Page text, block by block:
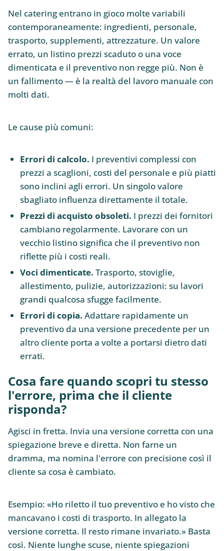
Nel catering entrano in gioco molte variabili
contemporaneamente: ingredienti, personale,
trasporto, supplementi, attrezzature. Un valore
errato, un listino prezzi scaduto o una voce
dimenticata e il preventivo non regge più. Non è
un fallimento — è la realtà del lavoro manuale con
molti dati.
Le cause più comuni:
Errori di calcolo. I preventivi complessi con
prezzi a scaglioni, costi del personale e più piatti
sono inclini agli errori. Un singolo valore
sbagliato influenza direttamente il totale.
Prezzi di acquisto obsoleti. I prezzi dei fornitori
cambiano regolarmente. Lavorare con un
vecchio listino significa che il preventivo non
riflette più i costi reali.
Voci dimenticate. Trasporto, stoviglie,
allestimento, pulizie, autorizzazioni: su lavori
grandi qualcosa sfugge facilmente.
Errori di copia. Adattare rapidamente un
preventivo da una versione precedente per un
altro cliente porta a volte a portarsi dietro dati
errati.
Cosa fare quando scopri tu stesso
l'errore, prima che il cliente
risponda?
Agisci in fretta. Invia una versione corretta con una
spiegazione breve e diretta. Non farne un
dramma, ma nomina l'errore con precisione così il
cliente sa cosa è cambiato.
Esempio: «Ho riletto il tuo preventivo e ho visto che
mancavano i costi di trasporto. In allegato la
versione corretta. Il resto rimane invariato.» Basta
così. Niente lunghe scuse, niente spiegazioni